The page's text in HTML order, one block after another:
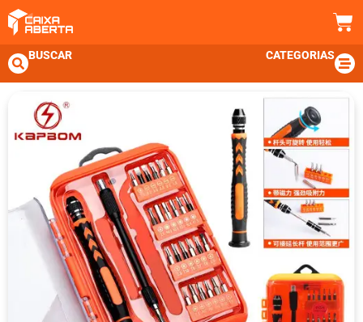
BUSCAR CATEGORIAS